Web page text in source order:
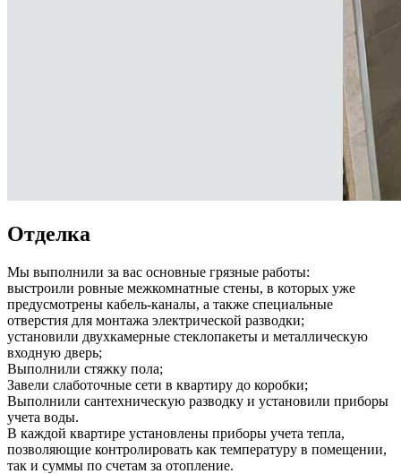
Отделка
Мы выполнили за вас основные грязные работы:
выстроили ровные межкомнатные стены, в которых уже
предусмотрены кабель-каналы, а также специальные
отверстия для монтажа электрической разводки;
установили двухкамерные стеклопакеты и металлическую
входную дверь;
Выполнили стяжку пола;
Завели слаботочные сети в квартиру до коробки;
Выполнили сантехническую разводку и установили приборы
учета воды.
В каждой квартире установлены приборы учета тепла,
позволяющие контролировать как температуру в помещении,
так и суммы по счетам за отопление.